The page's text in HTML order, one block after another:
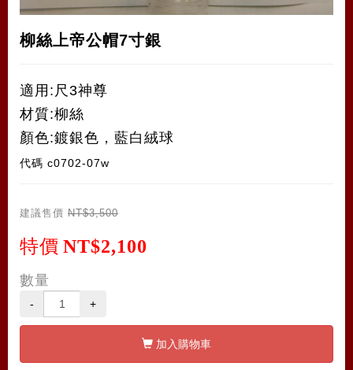
柳絲上帝公帽7寸銀
適用:尺3神尊
材質:柳絲
顏色:鍍銀色，藍白絨球
代碼 c0702-07w
建議售價 NT$3,500
特價 NT$2,100
數量
- +
加入購物車